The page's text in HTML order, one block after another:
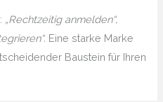
„Rechtzeitig anmelden“,
Eine starke Marke
Baustein für Ihren